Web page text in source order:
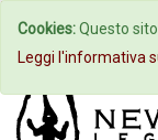
Home
Cookies:Questo
Leggi l'informativa